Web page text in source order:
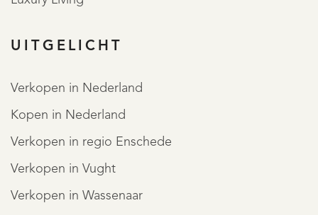
• Ruime badkamer met ligbad, douche en toilet
• Fraai aangelegde tuin rondom met meerdere terrassen
• Verhoogd terras met zonnescherm over de volledige
breedte van de woning
• Rustige en groene ligging nabij duinen en strand
MEER LEZEN
UITGELICHT
Verkopen in Nederland
Kopen in Nederland
Verkopen in regio Enschede
Verkopen in Vught
Verkopen in Wassenaar